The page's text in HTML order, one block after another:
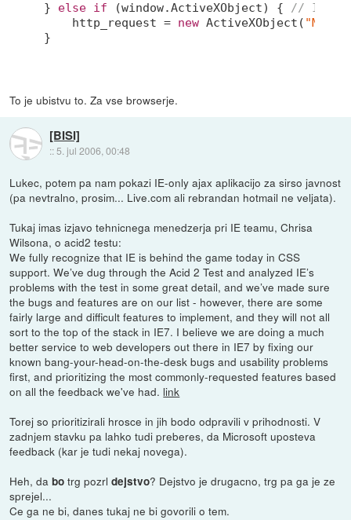
} else if (window.ActiveXObject) { // IE
    http_request =
new ActiveXObject(
}
To je ubistvu to. Za vse browserje.
[BISI]
:: 5. jul 2006, 00:48
Lukec, potem pa nam pokazi IE-only ajax aplikacijo za sirso javnost
(pa nevtralno, prosim... Live.com ali rebrandan hotmail ne veljata).
Tukaj imas izjavo tehnicnega menedzerja pri IE teamu, Chrisa
Wilsona, o acid2 testu:
We fully recognize that IE is behind the game today in CSS
support. We’ve dug through the Acid 2 Test and analyzed IE’s
problems with the test in some great detail, and we’ve made sure
the bugs and features are on our list - however, there are some
fairly large and difficult features to implement, and they will not all
sort to the top of the stack in IE7. I believe we are doing a much
better service to web developers out there in IE7 by fixing our
known bang-your-head-on-the-desk bugs and usability problems
first, and prioritizing the most commonly-requested features based
on all the feedback we've had. link
Torej so prioritizirali hrosce in jih bodo odpravili v prihodnosti. V
zadnjem stavku pa lahko tudi preberes, da Microsoft uposteva
feedback (kar je tudi nekaj novega).
Heh, dabo trg pozrldejstvo? Dejstvo je drugacno, trg pa ga je ze
sprejel...
Ce ga ne bi, danes tukaj ne bi govorili o tem.